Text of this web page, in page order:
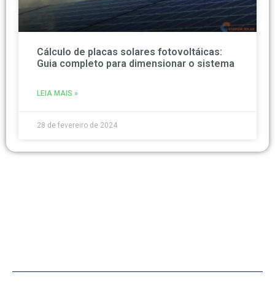
Cálculo de placas solares fotovoltáicas:
Guia completo para dimensionar o sistema
LEIA MAIS »
28 de fevereiro de 2024